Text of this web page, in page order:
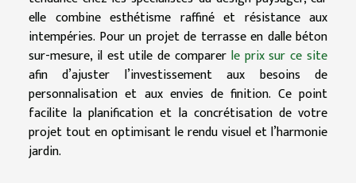
elle combine esthétisme raffiné et résistance aux
intempéries. Pour un projet de terrasse en dalle béton
sur-mesure, il est utile de comparer le prix sur ce site
afin d’ajuster l’investissement aux besoins de
personnalisation et aux envies de finition. Ce point
facilite la planification et la concrétisation de votre
projet tout en optimisant le rendu visuel et l’harmonie
jardin.